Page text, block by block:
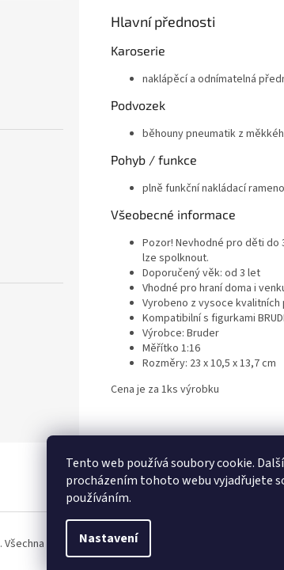
Tento web používá soubory cookie.
procházením tohoto webu vyjadřujete
používáním.
Nastavení
Hlavní přednosti
Karoserie
naklápěcí a odnímatelná
Podvozek
běhouny pneumatik z
Pohyb / funkce
plně funkční nakládací rameno
Všeobecné informace
Pozor! Nevhodné pro děti do
lze spolknout.
Doporučený věk: od 3 let
Vhodné pro hraní doma i
Vyrobeno z vysoce kvalitních
Kompatibilní s figurkami
Výrobce: Bruder
Měřítko 1:16
Rozměry: 23 x 10,5 x 13,7 cm
Cena je za 1ks výrobku
NajduZboží.cz
. Všechna práva vyhrazena.